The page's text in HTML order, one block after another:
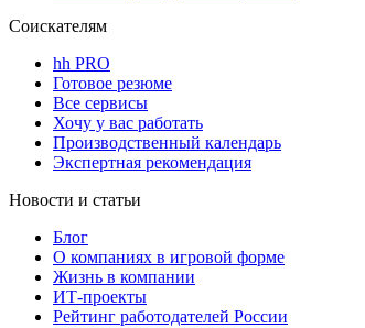
Соискателям
hh PRO
Готовое резюме
Все сервисы
Хочу у вас работать
Производственный календарь
Экспертная рекомендация
Новости и статьи
Блог
О компаниях в игровой форме
Жизнь в компании
ИТ-проекты
Рейтинг работодателей России